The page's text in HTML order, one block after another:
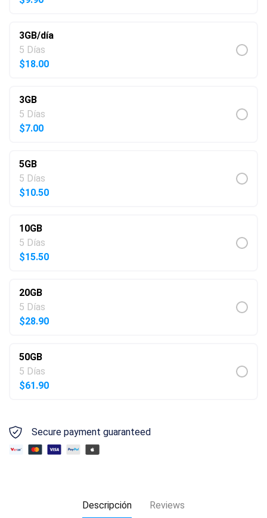
3GB/día
5 Días
$18.00
3GB
5 Días
$7.00
5GB
5 Días
$10.50
10GB
5 Días
$15.50
20GB
5 Días
$28.90
50GB
5 Días
$61.90
Secure payment guaranteed
Descripción Reviews